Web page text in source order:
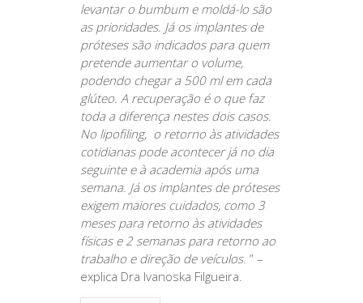
levantar o bumbum e moldá-lo são
as prioridades. Já os implantes de
próteses são indicados para quem
pretende aumentar o volume,
podendo chegar a 500 ml em cada
glúteo. A recuperação é o que faz
toda a diferença nestes dois casos.
No lipofiling, o retorno às atividades
cotidianas pode acontecer já no dia
seguinte e à academia após uma
semana. Já os implantes de próteses
exigem maiores cuidados, como 3
meses para retorno às atividades
físicas e 2 semanas para retorno ao
trabalho e direção de veículos. ” –
explica Dra Ivanoska Filgueira.